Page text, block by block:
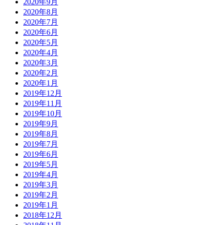
2020年9月
2020年8月
2020年7月
2020年6月
2020年5月
2020年4月
2020年3月
2020年2月
2020年1月
2019年12月
2019年11月
2019年10月
2019年9月
2019年8月
2019年7月
2019年6月
2019年5月
2019年4月
2019年3月
2019年2月
2019年1月
2018年12月